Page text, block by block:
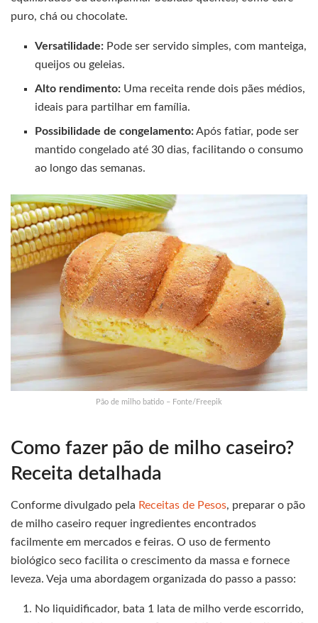
puro, chá ou chocolate.
Versatilidade: Pode ser servido simples, com manteiga,
queijos ou geleias.
Alto rendimento: Uma receita rende dois pães médios,
ideais para partilhar em família.
Possibilidade de congelamento:Após fatiar, pode ser
mantido congelado até 30 dias, facilitando o consumo
ao longo das semanas.
Pão de milho batido – Fonte/Freepik
Como fazer pão de milho caseiro?
Receita detalhada
Conforme divulgado pela Receitas de Pesos, preparar o pão
de milho caseiro requer ingredientes encontrados
facilmente em mercados e feiras. O uso de fermento
biológico seco facilita o crescimento da massa e fornece
leveza. Veja uma abordagem organizada do passo a passo:
No liquidificador, bata 1 lata de milho verde escorrido,